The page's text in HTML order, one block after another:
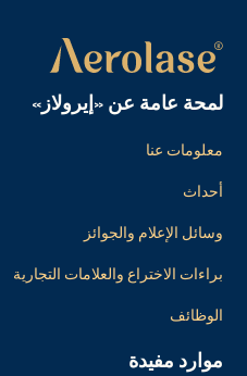
لمحة عامة عن «إيرولاز»
معلومات عنا
أحداث
وسائل الإعلام والجوائز
براءات الاختراع والعلامات التجارية
الوظائف
موارد مفيدة